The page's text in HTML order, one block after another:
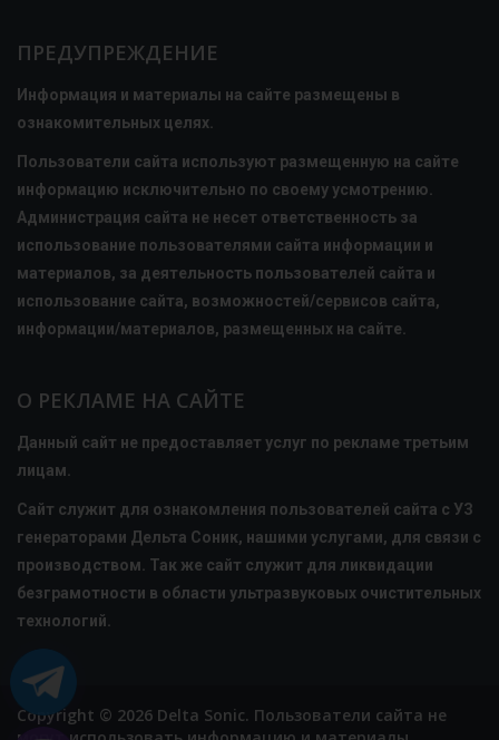
ПРЕДУПРЕЖДЕНИЕ
Информация и материалы на сайте размещены в
ознакомительных целях.
Пользователи сайта используют размещенную на сайте
информацию исключительно по своему усмотрению.
Администрация сайта не несет ответственность за
использование пользователями сайта информации и
материалов, за деятельность пользователей сайта и
использование сайта, возможностей/сервисов сайта,
информации/материалов, размещенных на сайте.
О РЕКЛАМЕ НА САЙТЕ
Данный сайт не предоставляет услуг по рекламе третьим
лицам.
Сайт служит для ознакомления пользователей сайта с УЗ
генераторами Дельта Соник, нашими услугами, для связи с
производством. Так же сайт служит для ликвидации
безграмотности в области ультразвуковых очистительных
технологий.
Copyright © 2026 Delta Sonic. Пользователи сайта не